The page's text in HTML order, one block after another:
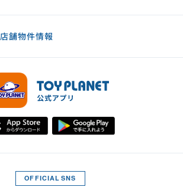
店舗物件情報
OFFICIAL SNS